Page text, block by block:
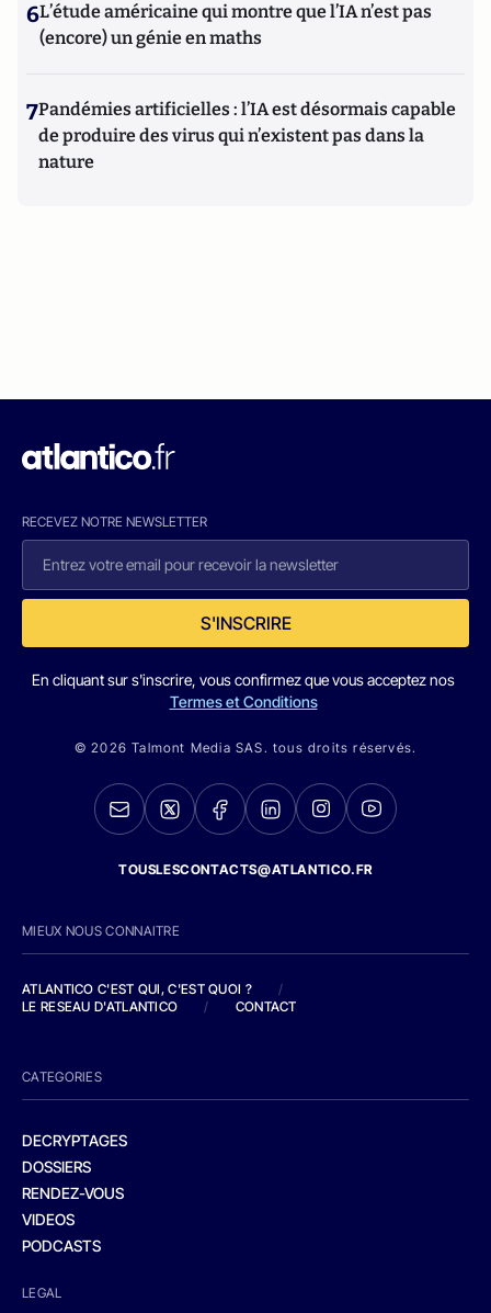
6L’étude américaine qui montre que l’IA n’est pas
(encore) un génie en maths
7Pandémies artificielles : l’IA est désormais capable
de produire des virus qui n’existent pas dans la
nature
RECEVEZ NOTRE NEWSLETTER
S'INSCRIRE
En cliquant sur s'inscrire, vous confirmez que vous acceptez nos
Termes et Conditions
© 2026 Talmont Media SAS. tous droits réservés.
TOUSLESCONTACTS@ATLANTICO.FR
MIEUX NOUS CONNAITRE
ATLANTICO C'EST QUI, C'EST QUOI ?
/
LE RESEAU D'ATLANTICO
/ CONTACT
CATEGORIES
DECRYPTAGES
DOSSIERS
RENDEZ-VOUS
VIDEOS
PODCASTS
LEGAL